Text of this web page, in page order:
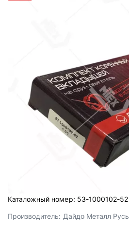
Каталожный номер: 53-1000102-52
Производитель: Дайдо Металл Русь